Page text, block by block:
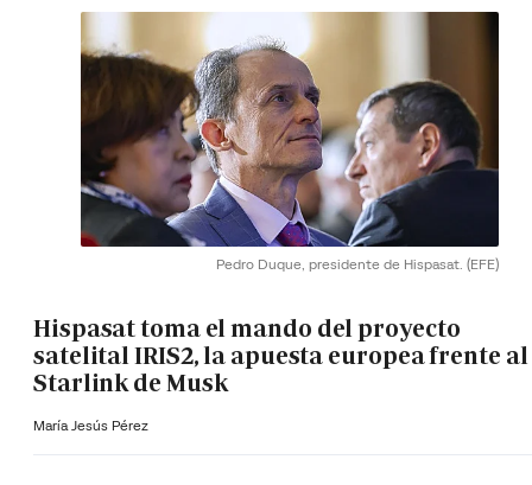
Pedro Duque, presidente de Hispasat. (EFE)
Hispasat toma el mando del proyecto
satelital IRIS2, la apuesta europea frente al
Starlink de Musk
María Jesús Pérez